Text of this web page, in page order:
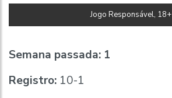
Jogo Responsável, 18+
Semana passada: 1
Registro: 10-1